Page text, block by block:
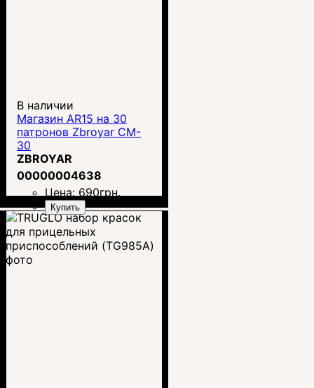
В наличии
Магазин AR15 на 30
патронов Zbroyar CM-
30
ZBROYAR
00000004638
Цена: 690грн.
Купить